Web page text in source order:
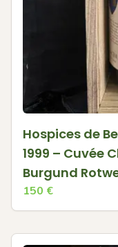
Hospices de
1999 – Cuvée
Burgund
150 €